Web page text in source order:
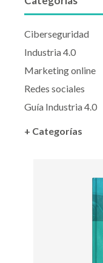
Ciberseguridad
Industria 4.0
Marketing online
Redes sociales
Guía Industria 4.0
+ Categorías